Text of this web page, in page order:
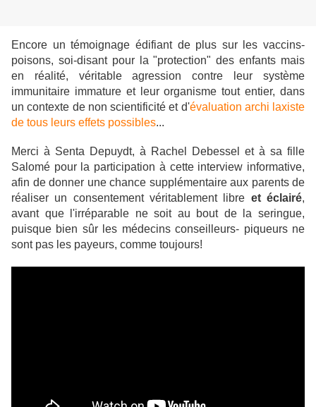
Encore un témoignage édifiant de plus sur les vaccins-
poisons, soi-disant pour la "protection" des enfants mais
en réalité, véritable agression contre leur système
immunitaire immature et leur organisme tout entier, dans
un contexte de non scientificité et d'évaluation archi laxiste
de tous leurs effets possibles...
Merci à Senta Depuydt, à Rachel Debessel et à sa fille
Salomé pour la participation à cette interview informative,
afin de donner une chance supplémentaire aux parents de
réaliser un consentement véritablement libre et éclairé,
avant que l'irréparable ne soit au bout de la seringue,
puisque bien sûr les médecins conseilleurs- piqueurs ne
sont pas les payeurs, comme toujours!